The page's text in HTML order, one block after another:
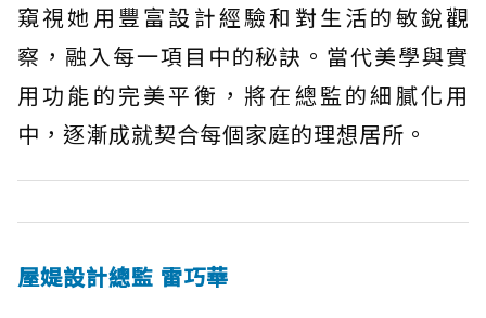
窺視她用豐富設計經驗和對生活的敏銳觀
察，融入每一項目中的秘訣。當代美學與實
用功能的完美平衡，將在總監的細膩化用
中，逐漸成就契合每個家庭的理想居所。
屋媞設計總監 雷巧華